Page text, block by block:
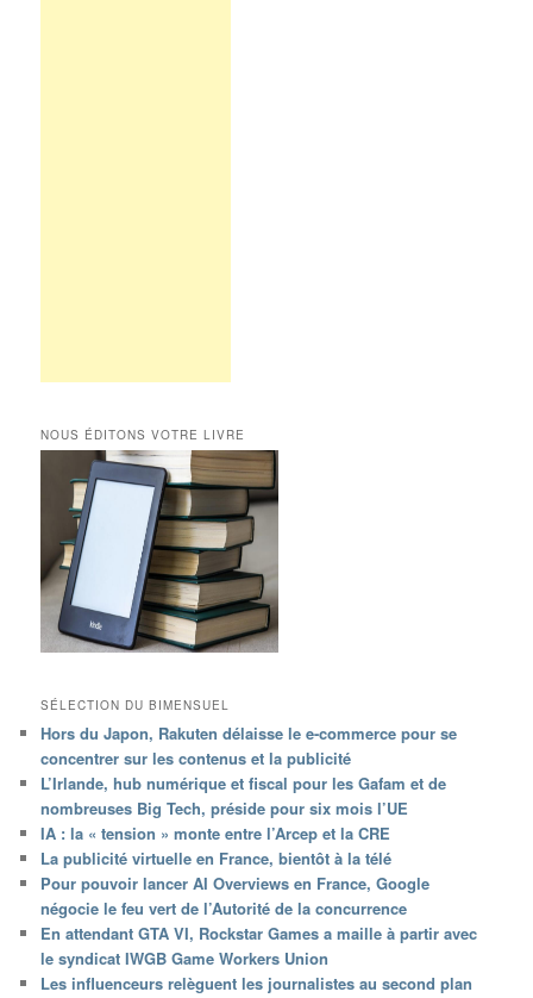
NOUS ÉDITONS VOTRE LIVRE
SÉLECTION DU BIMENSUEL
Hors du Japon, Rakuten délaisse le e-commerce pour se
concentrer sur les contenus et la publicité
L’Irlande, hub numérique et fiscal pour les Gafam et de
nombreuses Big Tech, préside pour six mois l’UE
IA : la « tension » monte entre l’Arcep et la CRE
La publicité virtuelle en France, bientôt à la télé
Pour pouvoir lancer AI Overviews en France, Google
négocie le feu vert de l’Autorité de la concurrence
En attendant GTA VI, Rockstar Games a maille à partir avec
le syndicat IWGB Game Workers Union
Les influenceurs relèguent les journalistes au second plan